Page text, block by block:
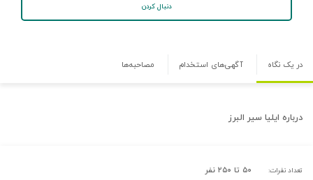
دنبال کردن
در یک نگاه آگهی‌های استخدام مصاحبه‌ها
درباره ایلیا سیر البرز
تعداد نفرات: ۵۰ تا ۲۵۰ نفر